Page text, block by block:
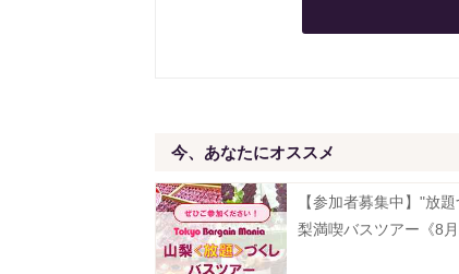
今、あなたにオススメ
【参加者募集中】"放
梨満喫バスツアー《8月